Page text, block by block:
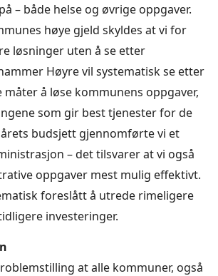
– både helse og øvrige oppgaver.
høye gjeld skyldes at vi for
løsninger uten å se etter
Høyre vil systematisk se etter
å løse kommunens oppgaver,
som gir best tjenester for de
årets budsjett gjennomførte vi et
– det tilsvarer at vi også
oppgaver mest mulig effektivt.
foreslått å utrede rimeligere
investeringer.
at alle kommuner, også